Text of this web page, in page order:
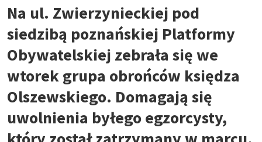
Na ul. Zwierzynieckiej pod
siedzibą poznańskiej Platformy
Obywatelskiej zebrała się we
wtorek grupa obrońców księdza
Olszewskiego. Domagają się
uwolnienia byłego egzorcysty,